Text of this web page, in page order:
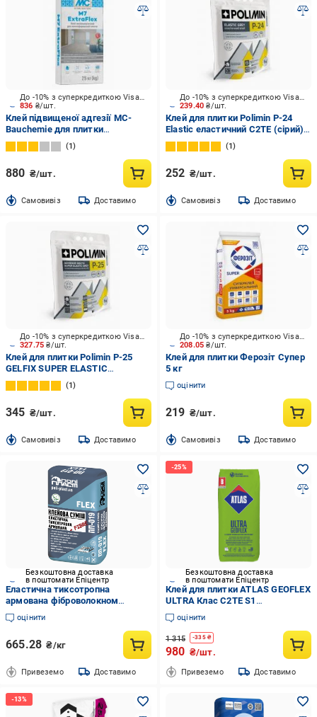
836 ₴/шт.
До -10% з суперкредиткою Visa Вигода
Клей підвищеної адгезії MC-
Bauchemie для плитки
високоеластичний М7 ExtraFlex
25 кг
1
880 ₴/шт.
Cамовивіз Доставимо
239.40₴/шт.
До -10% з суперкредиткою Visa Вигода
Клей для плитки Polimin P-24
Elastic еластичний C2TE (сірий)
5 кг
1
252 ₴/шт.
Cамовивіз Доставимо
327.75₴/шт.
До -10% з суперкредиткою Visa Вигода
Клей для плитки Polimin P-25
GELFIX SUPER ELASTIC
високоеластичний гелевий
C2TES1 5 кг
1
345 ₴/шт.
Cамовивіз Доставимо
208.05₴/шт.
До -10% з суперкредиткою Visa Вигода
Клей для плитки Ферозіт Супер
5 кг
оцінити
219 ₴/шт.
Cамовивіз Доставимо
Безкоштовна доставка
в поштомати Епіцентр
Еластична тиксотропна
армована фіброволокном
клейова суміш ТМ Поліпласт
ПП-019 FLEX 25 кг
оцінити
665.28 ₴/кг
Привеземо Доставимо
Безкоштовна доставка
в поштомати Епіцентр
Клей для плитки ATLAS GEOFLEX
ULTRA Клас C2TE S1
високоеластичний/
деформівний/гелевий 2-15 мм
25 кг (000008981)
оцінити
1 315 -335₴
980 ₴/шт.
Привеземо Доставимо